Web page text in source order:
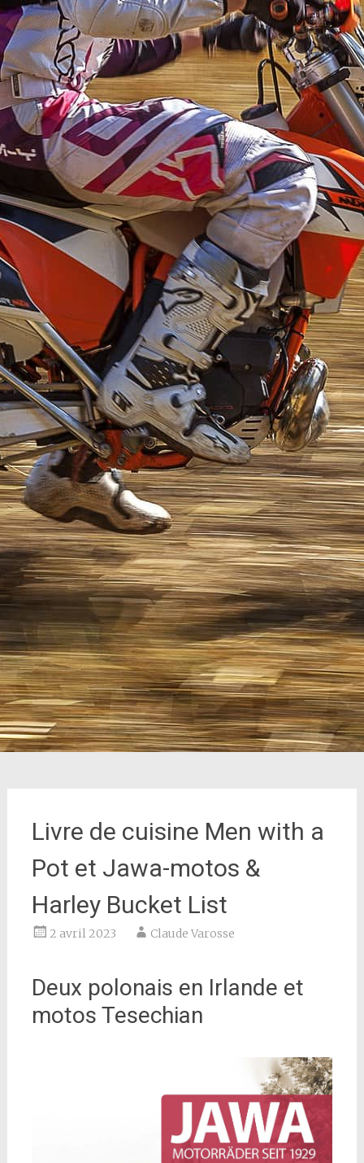
Livre de cuisine Men with a
Pot et Jawa-motos &
Harley Bucket List
2 avril 2023 Claude Varosse
Deux polonais en Irlande et
motos Tesechian